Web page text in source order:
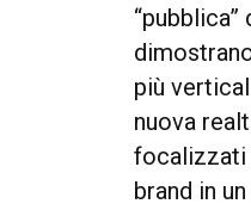
più
nuova
focalizzati
brand in